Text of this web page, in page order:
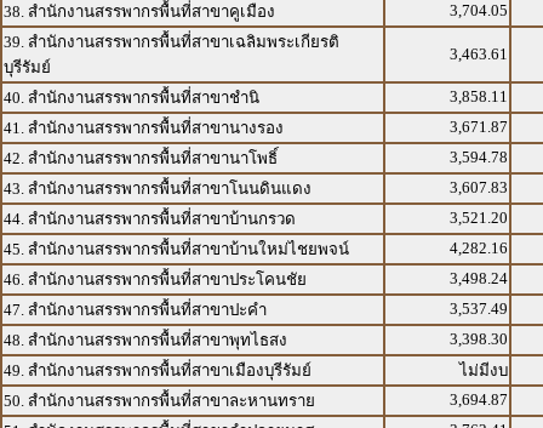
38. สำนักงานสรรพากรพื้นที่สาขาคูเมือง
3,704.05
39. สำนักงานสรรพากรพื้นที่สาขาเฉลิมพระเกียรติ
บุรีรัมย์
3,463.61
40. สำนักงานสรรพากรพื้นที่สาขาชำนิ
3,858.11
41. สำนักงานสรรพากรพื้นที่สาขานางรอง
3,671.87
42. สำนักงานสรรพากรพื้นที่สาขานาโพธิ์
3,594.78
43. สำนักงานสรรพากรพื้นที่สาขาโนนดินแดง
3,607.83
44. สำนักงานสรรพากรพื้นที่สาขาบ้านกรวด
3,521.20
45. สำนักงานสรรพากรพื้นที่สาขาบ้านใหม่ไชยพจน์
4,282.16
46. สำนักงานสรรพากรพื้นที่สาขาประโคนชัย
3,498.24
47. สำนักงานสรรพากรพื้นที่สาขาปะคำ
3,537.49
48. สำนักงานสรรพากรพื้นที่สาขาพุทไธสง
3,398.30
49. สำนักงานสรรพากรพื้นที่สาขาเมืองบุรีรัมย์
ไม่มีงบ
50. สำนักงานสรรพากรพื้นที่สาขาละหานทราย
3,694.87